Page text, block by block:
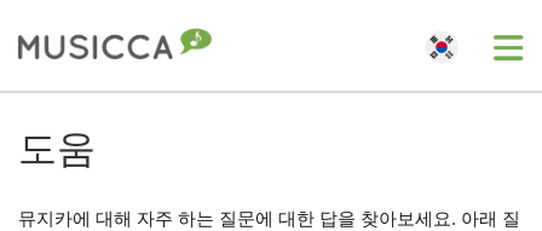
도움
뮤지카에 대해 자주 하는 질문에 대한 답을 찾아보세요. 아래 질